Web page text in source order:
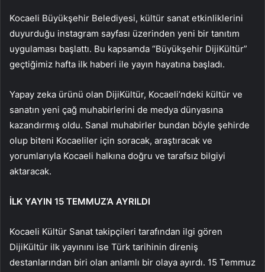
Kocaeli Büyükşehir Belediyesi, kültür sanat etkinliklerini
duyurduğu instagram sayfası üzerinden yeni bir tanıtım
uygulaması başlattı. Bu kapsamda “Büyükşehir DijiKültür”
geçtiğimiz hafta ilk haberi ile yayın hayatına başladı.
Yapay zeka ürünü olan DijiKültür, Kocaeli’ndeki kültür ve
sanatın yeni çağ muhabirlerini de medya dünyasına
kazandırmış oldu. Sanal muhabirler bundan böyle şehirde
olup biteni Kocaeliler için soracak, araştıracak ve
yorumlarıyla Kocaeli halkına doğru ve tarafsız bilgiyi
aktaracak.
İLK YAYIN 15 TEMMUZ’A AYRILDI
Kocaeli Kültür Sanat takipçileri tarafından ilgi gören
DijiKültür ilk yayınını ise Türk tarihinin direniş
destanlarından biri olan anlamlı bir olaya ayırdı. 15 Temmuz